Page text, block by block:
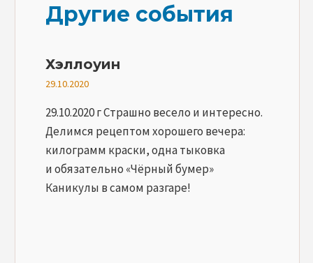
Другие события
Хэллоуин
29.10.2020
29.10.2020 г Страшно весело и интересно.
Делимся рецептом хорошего вечера:
килограмм краски, одна тыковка
и обязательно «Чёрный бумер»
Каникулы в самом разгаре!